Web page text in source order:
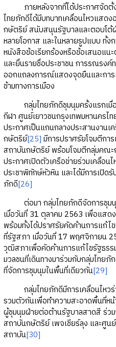
ภายหลังจากที่ได้ประกาศจัดตั้ง
ไทยภักดีได้มีบทบาทเคลื่อนไหวแสด
กษัตริย์ สนับสนุนรัฐบาลและตอบโต้
หลายโอกาส และในหลายรูปแบบ ทั้ง
หนังสือข้อเรียกร้องหรือข้อเสนอแน
และยื่นรายชื่อประชาชน การรณรงค์
ออกแถลงการณ์แสดงจุดยืนและกา
ข้ามทางการเมือง
กลุ่มไทยภักดีชุมนุมครั้งแรกเมื่อ
กีฬา ศูนย์เยาวชนกรุงเทพมหานคร
ประกาศเป็นแกนกลางประสานงาน
กษัตริย์[25] มีการปราศรัยโจมตีกา
สถาบันกษัตริย์ พร้อมโจมตีกลุ่มคณะ
ประกาศเปิดตัวเครือข่ายร่วมเคลื่อน
ประชาพิทักษ์หัวหิน และได้มีการเปิด
ภักดี[26]
ต่อมา กลุ่มไทยภักดีจัดการชุมนุ
เมื่อวันที่ 31 ตุลาคม 2563 เพื่อแส
พร้อมทั้งได้ปราศรัยคัดค้านการแก้ไ
ที่รัฐสภา เมื่อวันที่ 17 พฤศจิกายน
วุฒิสภาเพื่อคัดค้านการแก้ไขรัฐธร
มวลชนที่เดินทางมาร่วมกับกลุ่มไทย
ที่จัดการชุมนุมในพื้นที่เดียวกัน[29]
กลุ่มไทยภักดีมีการเคลื่อนไหวร่
รวมตัวกันเพื่อทำความสะอาดพื้นที่ห
ผู้ชุมนุมฝ่ายต่อต้านรัฐบาลสาดสี ร่ว
สถาบันกษัตริย์ เพจเชียร์ลุง และศูน
สถาบัน[30]